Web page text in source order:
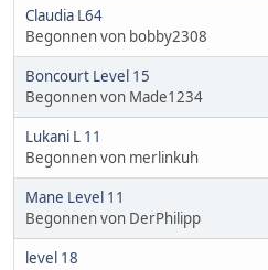
Claudia L64
Begonnen von bobby2308
Boncourt Level 15
Begonnen von Made1234
Lukani L 11
Begonnen von merlinkuh
Mane Level 11
Begonnen von DerPhilipp
level 18